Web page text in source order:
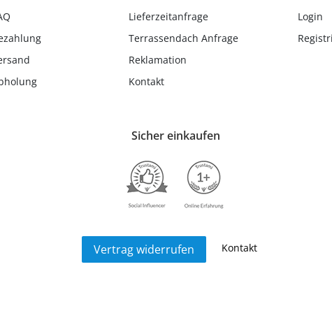
Lieferzeitanfrage
Terrassendach Anfrage
Reklamation
Kontakt
Login
Sicher einkaufen
Vertrag widerrufen Kontakt